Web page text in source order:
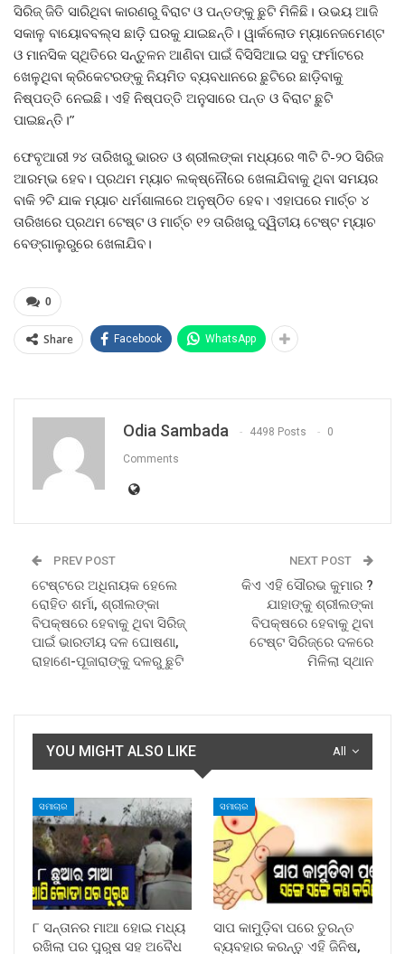
ସିରିଜ୍‌ ଜିତି ସାରିଥିବା କାରଣରୁ ବିରାଟ ଓ ପନ୍ତଙ୍କୁ ଛୁଟି ମିଳିଛି। ଉଭୟ ଆଜି
ସକାଳୁ ବାୟୋବବଲ୍ସ ଛାଡ଼ି ଘରକୁ ଯାଇଛନ୍ତି। ୱାର୍କଲୋଡ ମ୍ୟାନେଜମେଣ୍ଟ
ଓ ମାନସିକ ସ୍ଥିତିରେ ସନ୍ତୁଳନ ଆଣିବା ପାଇଁ ବିସିସିଆଇ ସବୁ ଫର୍ମାଟରେ
ଖେଳୁଥିବା କ୍ରିକେଟରଙ୍କୁ ନିୟମିତ ବ୍ୟବଧାନରେ ଛୁଟିରେ ଛାଡ଼ିବାକୁ
ନିଷ୍ପତ୍ତି ନେଇଛି। ଏହି ନିଷ୍ପତ୍ତି ଅନୁସାରେ ପନ୍ତ ଓ ବିରାଟ ଛୁଟି
ପାଇଛନ୍ତି।”
ଫେବୃଆରୀ ୨୪ ତାରିଖରୁ ଭାରତ ଓ ଶ୍ରୀଲଙ୍କା ମଧ୍ୟରେ ୩ଟି ଟି-୨୦ ସିରିଜ
ଆରମ୍ଭ ହେବ। ପ୍ରଥମ ମ୍ୟାଚ ଲକ୍ଷ୍ନୌରେ ଖେଳାଯିବାକୁ ଥିବା ସମୟର
ବାକି ୨ଟି ଯାକ ମ୍ୟାଚ ଧର୍ମଶାଳାରେ ଅନୁଷ୍ଠିତ ହେବ। ଏହାପରେ ମାର୍ଚ୍ଚ ୪
ତାରିଖରେ ପ୍ରଥମ ଟେଷ୍ଟ ଓ ମାର୍ଚ୍ଚ ୧୨ ତାରିଖରୁ ଦ୍ୱିତୀୟ ଟେଷ୍ଟ ମ୍ୟାଚ
ବେଙ୍ଗାଲୁରୁରେ ଖେଳାଯିବ।
0
Share Facebook WhatsApp
Odia Sambada 4498 Posts 0
Comments
PREV POST
ଟେଷ୍ଟରେ ଅଧିନାୟକ ହେଲେ
ରୋହିତ ଶର୍ମା, ଶ୍ରୀଲଙ୍କା
ବିପକ୍ଷରେ ହେବାକୁ ଥିବା ସିରିଜ୍
ପାଇଁ ଭାରତୀୟ ଦଳ ଘୋଷଣା,
ରାହାଣେ-ପୂଜାରାଙ୍କୁ ଦଳରୁ ଛୁଟି
NEXT POST
କିଏ ଏହି ସୌରଭ କୁମାର ?
ଯାହାଙ୍କୁ ଶ୍ରୀଲଙ୍କା
ବିପକ୍ଷରେ ହେବାକୁ ଥିବା
ଟେଷ୍ଟ ସିରିଜ୍‌ରେ ଦଳରେ
ମିଳିଲା ସ୍ଥାନ
All
YOU MIGHT ALSO LIKE
ସମାଚାର
୮ ସନ୍ତାନର ମାଆ ହୋଇ ମଧ୍ୟ
ରଖିଲା ପର ପୁରୁଷ ସହ ଅବୈଧ
ସମାଚାର
ସାପ କାମୁଡ଼ିବା ପରେ ତୁରନ୍ତ
ବ୍ୟବହାର କରନ୍ତୁ ଏହି ଜିନିଷ,